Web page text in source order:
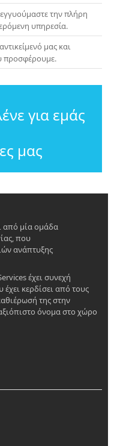
την πλήρη
υπηρεσία.
μας και
προσφέρουμε.
για εμάς
μας
από μία ομάδα
που
ανάπτυξης
έχει συνεχή
κερδίσει από τους
της στην
όνομα στο χώρο